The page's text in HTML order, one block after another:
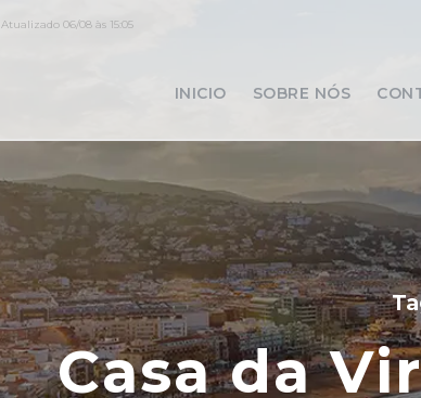
Atualizado 06/08 às 15:05
INICIO SOBRE NÓS
Casa da